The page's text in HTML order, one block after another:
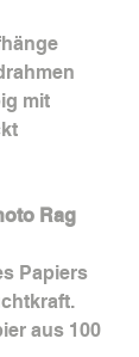
mit
Rag
Papiers
aus 100